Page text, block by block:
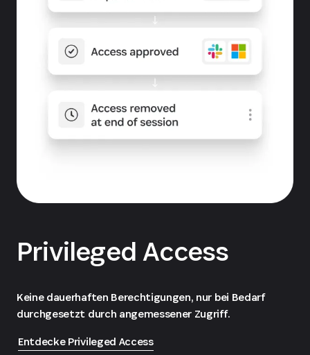
Privileged Access
Keine dauerhaften Berechtigungen, nur bei Bedarf
durchgesetzt durch angemessener Zugriff.
Entdecke Privileged Access